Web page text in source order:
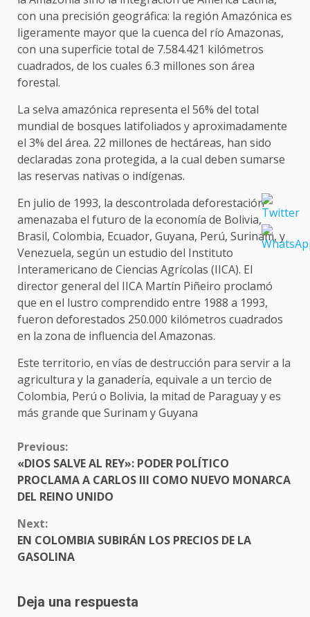
con una precisión geográfica: la región Amazónica es
ligeramente mayor que la cuenca del río Amazonas,
con una superficie total de 7.584.421 kilómetros
cuadrados, de los cuales 6.3 millones son área
forestal.
La selva amazónica representa el 56% del total
mundial de bosques latifoliados y aproximadamente
el 3% del área. 22 millones de hectáreas, han sido
declaradas zona protegida, a la cual deben sumarse
las reservas nativas o indígenas.
En julio de 1993, la descontrolada deforestación
amenazaba el futuro de la economía de Bolivia,
Brasil, Colombia, Ecuador, Guyana, Perú, Surinam, y
Venezuela, según un estudio del Instituto
Interamericano de Ciencias Agrícolas (IICA). El
director general del IICA Martín Piñeiro proclamó
que en el lustro comprendido entre 1988 a 1993,
fueron deforestados 250.000 kilómetros cuadrados
en la zona de influencia del Amazonas.
Este territorio, en vías de destrucción para servir a la
agricultura y la ganadería, equivale a un tercio de
Colombia, Perú o Bolivia, la mitad de Paraguay y es
más grande que Surinam y Guyana
CONTINUE
READING
Previous:
«DIOS SALVE AL REY»: PODER POLÍTICO
PROCLAMA A CARLOS III COMO NUEVO MONARCA
DEL REINO UNIDO
Next:
EN COLOMBIA SUBIRÁN LOS PRECIOS DE LA
GASOLINA
Deja una respuesta